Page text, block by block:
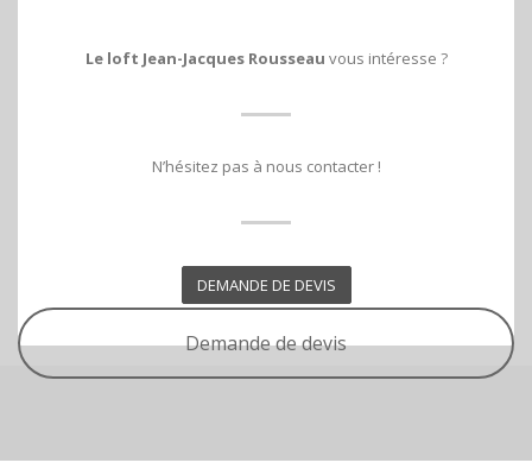
Le loft Jean-Jacques Rousseau vous intéresse ?
N’hésitez pas à nous contacter !
DEMANDE DE DEVIS
Demande de devis